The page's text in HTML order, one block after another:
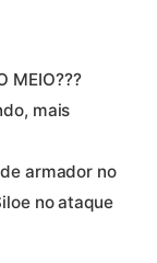
MEIO???
mais
armador no
no ataque